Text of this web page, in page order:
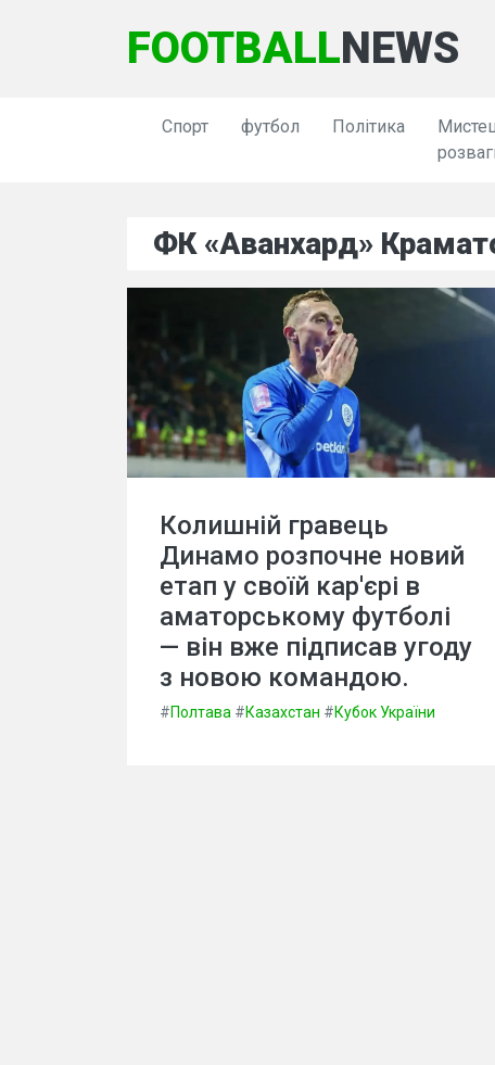
FOOTBALLNEWS
Спорт футбол Політика
ФК «Аванхард»
Колишній гравець
Динамо розпочне новий
етап у своїй кар'єрі в
аматорському футболі
— він вже підписав угоду
з новою командою.
#Полтава #Казахстан #Кубок України